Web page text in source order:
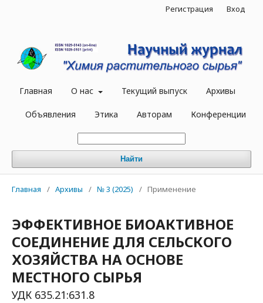
Главная О нас Текущий выпуск Архивы
Объявления Этика Авторам Конференции
Найти
Регистрация Вход
Главная / Архивы / № 3 (2025) / Применение
ЭФФЕКТИВНОЕ БИОАКТИВНОЕ
СОЕДИНЕНИЕ ДЛЯ СЕЛЬСКОГО
ХОЗЯЙСТВА НА ОСНОВЕ
МЕСТНОГО СЫРЬЯ
УДК 635.21:631.8